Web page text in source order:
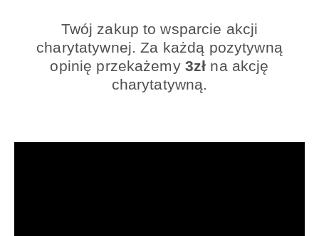
Twój zakup to wsparcie akcji
charytatywnej. Za każdą pozytywną
opinię przekażemy 3zł na akcję
charytatywną.